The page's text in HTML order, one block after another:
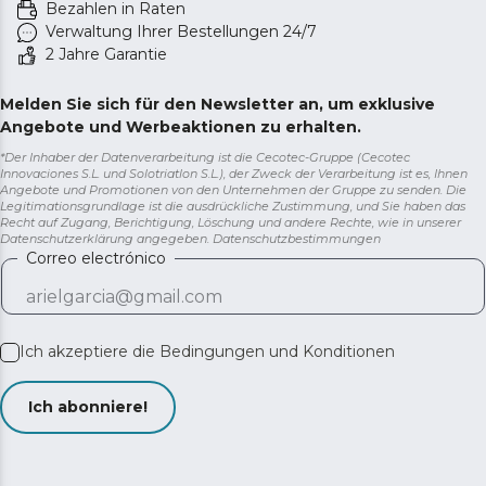
ausgehen.
Bezahlen in Raten
Verwaltung Ihrer Bestellungen 24/7
2 Jahre Garantie
Melden Sie sich für den Newsletter an, um exklusive
Angebote und Werbeaktionen zu erhalten.
*Der Inhaber der Datenverarbeitung ist die Cecotec-Gruppe (Cecotec
Innovaciones S.L. und Solotriatlon S.L.), der Zweck der Verarbeitung ist es, Ihnen
Angebote und Promotionen von den Unternehmen der Gruppe zu senden. Die
Legitimationsgrundlage ist die ausdrückliche Zustimmung, und Sie haben das
Recht auf Zugang, Berichtigung, Löschung und andere Rechte, wie in unserer
Datenschutzerklärung angegeben. Datenschutzbestimmungen
Correo electrónico
Ich akzeptiere die Bedingungen und Konditionen
Ich abonniere!